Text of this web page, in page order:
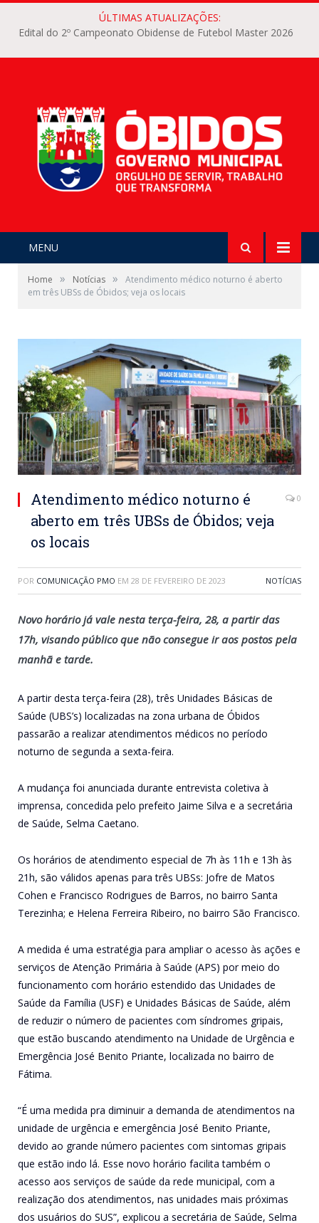
ÚLTIMAS ATUALIZAÇÕES:
Edital do 2º Campeonato Obidense de Futebol Master 2026
MENU
Home » Notícias »
Atendimento médico noturno é aberto
em três UBSs de Óbidos; veja os locais
Atendimento médico noturno é
aberto em três UBSs de Óbidos; veja
os locais
0
POR COMUNICAÇÃO PMO EM 28 DE FEVEREIRO DE 2023 NOTÍCIAS
Novo horário já vale nesta terça-feira, 28, a partir das
17h, visando público que não consegue ir aos postos pela
manhã e tarde.
A partir desta terça-feira (28), três Unidades Básicas de
Saúde (UBS’s) localizadas na zona urbana de Óbidos
passarão a realizar atendimentos médicos no período
noturno de segunda a sexta-feira.
A mudança foi anunciada durante entrevista coletiva à
imprensa, concedida pelo prefeito Jaime Silva e a secretária
de Saúde, Selma Caetano.
Os horários de atendimento especial de 7h às 11h e 13h às
21h, são válidos apenas para três UBSs: Jofre de Matos
Cohen e Francisco Rodrigues de Barros, no bairro Santa
Terezinha; e Helena Ferreira Ribeiro, no bairro São Francisco.
A medida é uma estratégia para ampliar o acesso às ações e
serviços de Atenção Primária à Saúde (APS) por meio do
funcionamento com horário estendido das Unidades de
Saúde da Família (USF) e Unidades Básicas de Saúde, além
de reduzir o número de pacientes com síndromes gripais,
que estão buscando atendimento na Unidade de Urgência e
Emergência José Benito Priante, localizada no bairro de
Fátima.
“É uma medida pra diminuir a demanda de atendimentos na
unidade de urgência e emergência José Benito Priante,
devido ao grande número pacientes com sintomas gripais
que estão indo lá. Esse novo horário facilita também o
acesso aos serviços de saúde da rede municipal, com a
realização dos atendimentos, nas unidades mais próximas
dos usuários do SUS”, explicou a secretária de Saúde, Selma